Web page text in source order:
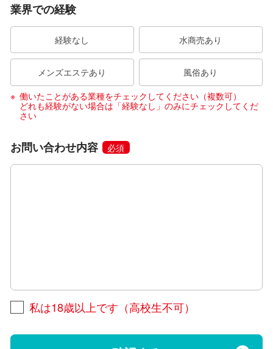
業界での経験
経験なし 水商売あり
メンズエステあり
風俗あり
働いたことがある業種をチェックしてください（複数可）
どれも経験がない場合は「経験なし」のみにチェックしてくだ
さい
お問い合わせ内容 必須
私は18歳以上です（高校生不可）